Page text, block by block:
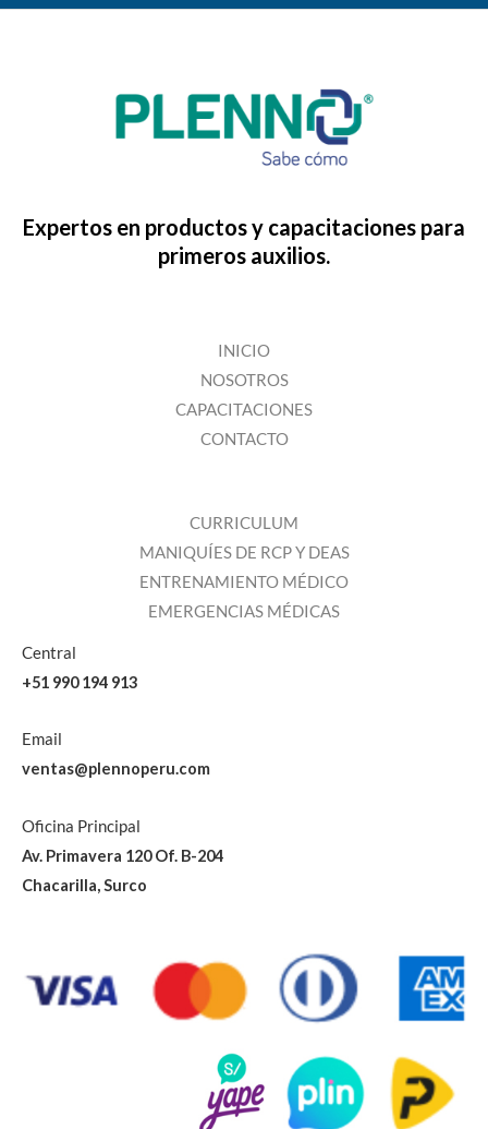
Expertos en productos y capacitaciones para
primeros auxilios.
INICIO
NOSOTROS
CAPACITACIONES
CONTACTO
CURRICULUM
MANIQUÍES DE RCP Y DEAS
ENTRENAMIENTO MÉDICO
EMERGENCIAS MÉDICAS
Central
+51 990 194 913
Email
ventas@plennoperu.com
Oficina Principal
Av. Primavera 120 Of. B-204
Chacarilla, Surco